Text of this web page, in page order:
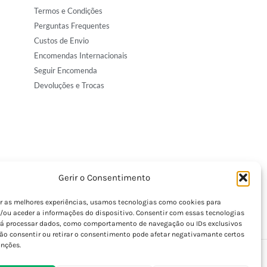
Gerir o Consentimento
as melhores experiências, usamos tecnologias como cookies para
ou aceder a informações do dispositivo. Consentir com essas tecnologias
processar dados, como comportamento de navegação ou IDs exclusivos
consentir ou retirar o consentimento pode afetar negativamante certos
Termos e Condições
Perguntas Frequentes
Custos de Envio
Encomendas Internacionais
Seguir Encomenda
Devoluções e Trocas